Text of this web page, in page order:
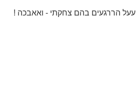
עעל הררגעים בהם צחקתי - ואאבכה !